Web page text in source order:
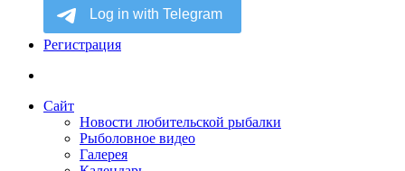
Регистрация
Сайт
Новости любительской рыбалки
Рыболовное видео
Галерея